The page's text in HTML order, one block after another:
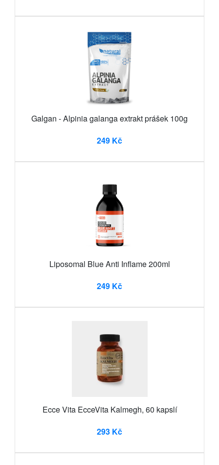
Galgan - Alpinia galanga extrakt prášek 100g
249 Kč
Liposomal Blue Anti Inflame 200ml
249 Kč
Ecce Vita EcceVita Kalmegh, 60 kapslí
293 Kč